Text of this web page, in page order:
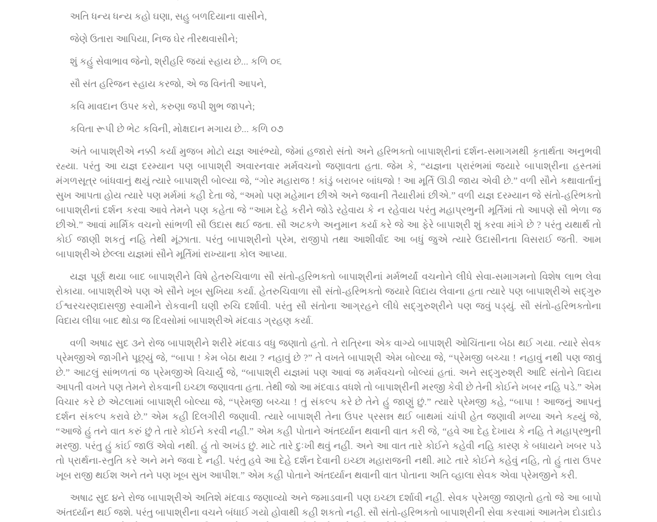
અતિ ધન્ય ધન્ય કહો ઘણા, સહુ બળદિયાના વાસીને,
જેણે ઉતારા આપિયા, નિજ ઘેર તીરથવાસીને;
શું કહું સેવાભાવ જેનો, શ્રીહરિ જ્યાં સ્હાય છે... કળિ ૦૬
સૌ સંત હરિજન સ્હાય કરજો, એ જ વિનંતી આપને,
કવિ માવદાન ઉપર કરો, કરુણા જપી શુભ જાપને;
કવિતા રૂપી છે ભેટ કવિની, મોક્ષદાન મગાય છે... કળિ ૦૭
અંતે બાપાશ્રીએ નક્કી કર્યા મુજબ મોટો યજ્ઞ આરંભ્યો, જેમાં હજારો સંતો અને હરિભક્તો બાપાશ્રીનાં દર્શન-સમાગમથી કૃતાર્થતા અનુભવી
રહ્યા. પરંતુ આ યજ્ઞ દરમ્યાન પણ બાપાશ્રી અવારનવાર મર્મવચનો જણાવતા હતા. જેમ કે, “યજ્ઞના પ્રારંભમાં જ્યારે બાપાશ્રીના હસ્તમાં
મંગળસૂત્ર બાંધવાનું થયું ત્યારે બાપાશ્રી બોલ્યા જે, “ગોર મહારાજ ! કાંડું બરાબર બાંધજો ! આ મૂર્તિ ઊડી જાય એવી છે.” વળી સૌને કથાવાર્તાનું
સુખ આપતા હોય ત્યારે પણ મર્મમાં કહી દેતા જે, “અમો પણ મહેમાન છીએ અને જવાની તૈયારીમાં છીએ.” વળી યજ્ઞ દરમ્યાન જે સંતો-હરિભક્તો
બાપાશ્રીનાં દર્શન કરવા આવે તેમને પણ કહેતા જે “આમ દેહે કરીને જોડે રહેવાય કે ન રહેવાય પરંતુ મહાપ્રભુની મૂર્તિમાં તો આપણે સૌ ભેળા જ
છીએ.” આવાં માર્મિક વચનો સાંભળી સૌ ઉદાસ થઈ જતા. સૌ અટકળે અનુમાન કર્યા કરે જે આ ફેરે બાપાશ્રી શું કરવા માંગે છે ? પરંતુ યથાર્થ તો
કોઈ જાણી શકતું નહિ તેથી મૂંઝાતા. પરંતુ બાપાશ્રીનો પ્રેમ, રાજીપો તથા આશીર્વાદ આ બધું જુએ ત્યારે ઉદાસીનતા વિસરાઈ જતી. આમ
બાપાશ્રીએ છેલ્લા યજ્ઞમાં સૌને મૂર્તિમાં રાખ્યાના કોલ આપ્યા.
યજ્ઞ પૂર્ણ થયા બાદ બાપાશ્રીને વિષે હેતરુચિવાળા સૌ સંતો-હરિભક્તો બાપાશ્રીનાં મર્મભર્યાં વચનોને લીધે સેવા-સમાગમનો વિશેષ લાભ લેવા
રોકાયા. બાપાશ્રીએ પણ એ સૌને ખૂબ સુખિયા કર્યા. હેતરુચિવાળા સૌ સંતો-હરિભક્તો જ્યારે વિદાય લેવાના હતા ત્યારે પણ બાપાશ્રીએ સદ્‌ગુરુ
ઈશ્વરચરણદાસજી સ્વામીને રોકવાની ઘણી રુચિ દર્શાવી. પરંતુ સૌ સંતોના આગ્રહને લીધે સદ્‌ગુરુશ્રીને પણ જવું પડ્યું. સૌ સંતો-હરિભક્તોના
વિદાય લીધા બાદ થોડા જ દિવસોમાં બાપાશ્રીએ મંદવાડ ગ્રહણ કર્યા.
વળી અષાઢ સુદ ૩ને રોજ બાપાશ્રીને શરીરે મંદવાડ વધુ જણાતો હતો. તે રાત્રિના એક વાગ્યે બાપાશ્રી ઓચિંતાના બેઠા થઈ ગયા. ત્યારે સેવક
પ્રેમજીએ જાગીને પૂછ્યું જે, “બાપા ! કેમ બેઠા થયા ? નહાવું છે ?” તે વખતે બાપાશ્રી એમ બોલ્યા જે, “પ્રેમજી બચ્ચા ! નહાવું નથી પણ જાવું
છે.” આટલું સાંભળતાં જ પ્રેમજીએ વિચાર્યું જે, “બાપાશ્રી યજ્ઞમાં પણ આવાં જ મર્મવચનો બોલ્યાં હતાં. અને સદ્‌ગુરુશ્રી આદિ સંતોને વિદાય
આપતી વખતે પણ તેમને રોકવાની ઇચ્છા જણાવતા હતા. તેથી જો આ મંદવાડ વધશે તો બાપાશ્રીની મરજી કેવી છે તેની કોઈને ખબર નહિ પડે.” એમ
વિચાર કરે છે એટલામાં બાપાશ્રી બોલ્યા જે, “પ્રેમજી બચ્ચા ! તું સંકલ્પ કરે છે તેને હું જાણું છું.” ત્યારે પ્રેમજી કહે, “બાપા ! આજનું આપનું
દર્શન સંકલ્પ કરાવે છે.” એમ કહી દિલગીરી જણાવી. ત્યારે બાપાશ્રી તેના ઉપર પ્રસન્ન થઈ બાથમાં ચાંપી હેત જણાવી મળ્યા અને કહ્યું જે,
“આજે હું તને વાત કરું છું તે તારે કોઈને કરવી નહીં.” એમ કહી પોતાને અંતર્ધ્યાન થવાની વાત કરી જે, “હવે આ દેહ દેખાય કે નહિ તે મહાપ્રભુની
મરજી. પરંતુ હું કાંઈ જાઉં એવો નથી. હું તો અખંડ છું. માટે તારે દુઃખી થવું નહીં. અને આ વાત તારે કોઈને કહેવી નહિ કારણ કે બધાયને ખબર પડે
તો પ્રાર્થના-સ્તુતિ કરે અને મને જવા દે નહીં. પરંતુ હવે આ દેહે દર્શન દેવાની ઇચ્છા મહારાજની નથી. માટે તારે કોઈને કહેવું નહિ, તો હું તારા ઉપર
ખૂબ રાજી થઈશ અને તને પણ ખૂબ સુખ આપીશ.” એમ કહી પોતાને અંતર્ધ્યાન થવાની વાત પોતાના અતિ વ્હાલા સેવક એવા પ્રેમજીને કરી.
અષાઢ સુદ ૪ને રોજ બાપાશ્રીએ અતિશે મંદવાડ જણાવ્યો અને જમાડવાની પણ ઇચ્છા દર્શાવી નહીં. સેવક પ્રેમજી જાણતો હતો જે આ બાપો
અંતર્ધ્યાન થઈ જશે. પરંતુ બાપાશ્રીના વચને બંધાઈ ગયો હોવાથી કહી શકતો નહીં. સૌ સંતો-હરિભક્તો બાપાશ્રીની સેવા કરવામાં આમતેમ દોડાદોડ